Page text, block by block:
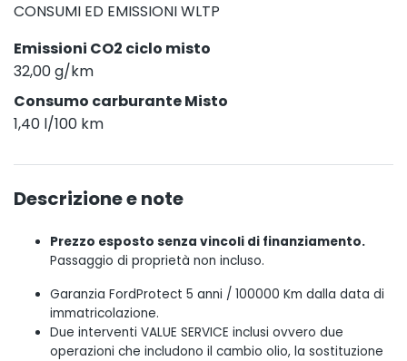
CONSUMI ED EMISSIONI WLTP
Emissioni CO2 ciclo misto
32,00 g/km
Consumo carburante Misto
1,40 l/100 km
Descrizione e note
Prezzo esposto senza vincoli di finanziamento.
Passaggio di proprietà non incluso.
Garanzia FordProtect 5 anni / 100000 Km dalla data di
immatricolazione.
Due interventi VALUE SERVICE inclusi ovvero due
operazioni che includono il cambio olio, la sostituzione